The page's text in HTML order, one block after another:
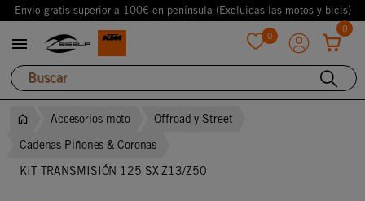
Envio gratis superior a 100€ en península (Excluidas las motos y bicis)
 0
0
Accesorios moto
Offroad y Street
Cadenas Piñones & Coronas
KIT TRANSMISIÓN 125 SX Z13/Z50